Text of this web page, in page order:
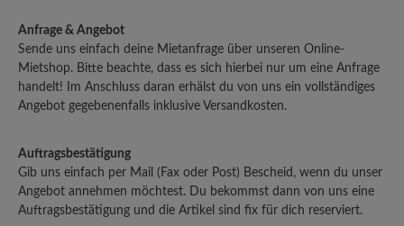
Anfrage & Angebot
Sende uns einfach deine Mietanfrage über unseren Online-
Mietshop. Bitte beachte, dass es sich hierbei nur um eine Anfrage
handelt! Im Anschluss daran erhälst du von uns ein vollständiges
Angebot gegebenenfalls inklusive Versandkosten.
Auftragsbestätigung
Gib uns einfach per Mail (Fax oder Post) Bescheid, wenn du unser
Angebot annehmen möchtest. Du bekommst dann von uns eine
Auftragsbestätigung und die Artikel sind fix für dich reserviert.